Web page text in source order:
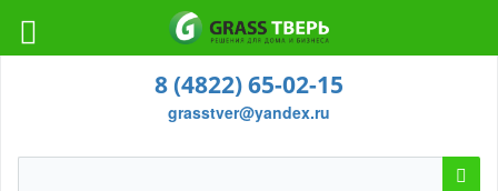
8 (4822) 65-02-15
grasstver@yandex.ru